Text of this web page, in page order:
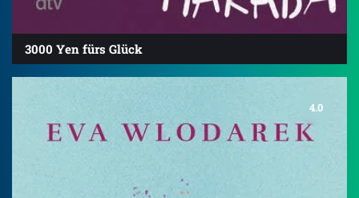
3000 Yen fürs Glück
4.0